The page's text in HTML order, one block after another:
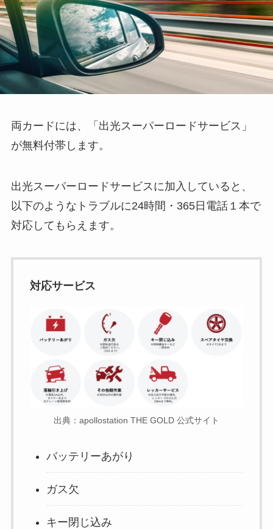
両カードには、「出光スーパーロードサービス」
が無料付帯します。
出光スーパーロードサービスに加入していると、
以下のようなトラブルに24時間・365日電話１本で
対応してもらえます。
対応サービス
出典：apollostation THE GOLD 公式サイト
バッテリーあがり
ガス欠
キー閉じ込み